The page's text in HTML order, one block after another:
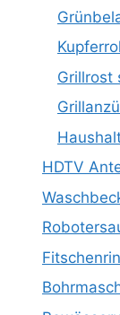
Grillrost
HDTV